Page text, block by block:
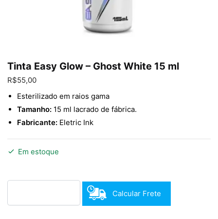
Tinta Easy Glow – Ghost White 15 ml
R$55,00
Esterilizado em raios gama
Tamanho: 15 ml lacrado de fábrica.
Fabricante: Eletric Ink
Em estoque
Calcular Frete